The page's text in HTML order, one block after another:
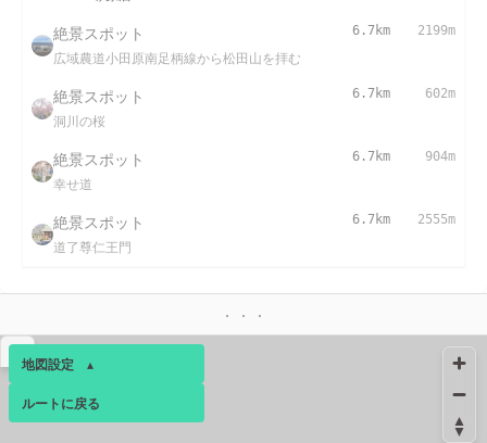
絶景スポット
広域農道小田原南足柄線から松田山を拝む
6.7km 2199m
絶景スポット
洞川の桜
6.7km 602m
絶景スポット
幸せ道
6.7km 904m
絶景スポット
道了尊仁王門
6.7km 2555m
地図設定 ▴
ベース ▴
ルートに戻る